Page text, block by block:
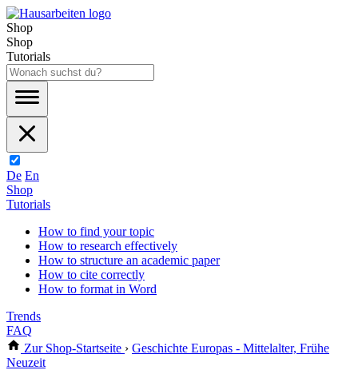
Shop
Shop
Tutorials
De En
Shop
Tutorials
How to find your topic
How to research effectively
How to structure an academic paper
How to cite correctly
How to format in Word
Trends
FAQ
Zur Shop-Startseite › Geschichte Europas - Mittelalter, Frühe
Neuzeit